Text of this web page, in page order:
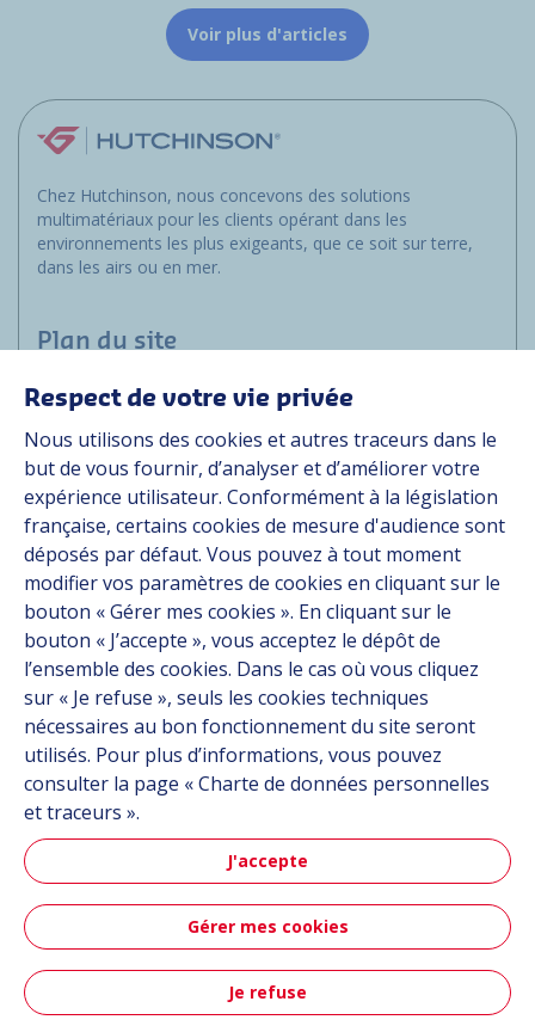
Voir plus d'articles
Chez Hutchinson, nous concevons des solutions
multimatériaux pour les clients opérant dans les
environnements les plus exigeants, que ce soit sur terre,
dans les airs ou en mer.
Plan du site
Applications
Solutions
Ressources
À propos
Carrière
Contact
Suivez-nous
Linkedin
Instagram
Hutchinson Aéronautique & Défense
Plan du site CGU Données personnelles Crédits
Respect de votre vie privée
Nous utilisons des cookies et autres traceurs dans le
but de vous fournir, d’analyser et d’améliorer votre
expérience utilisateur. Conformément à la législation
française, certains cookies de mesure d'audience sont
déposés par défaut. Vous pouvez à tout moment
modifier vos paramètres de cookies en cliquant sur le
bouton « Gérer mes cookies ». En cliquant sur le
bouton « J’accepte », vous acceptez le dépôt de
l’ensemble des cookies. Dans le cas où vous cliquez
sur « Je refuse », seuls les cookies techniques
nécessaires au bon fonctionnement du site seront
utilisés. Pour plus d’informations, vous pouvez
consulter la page « Charte de données personnelles
et traceurs ».
J'accepte
Gérer mes cookies
Je refuse